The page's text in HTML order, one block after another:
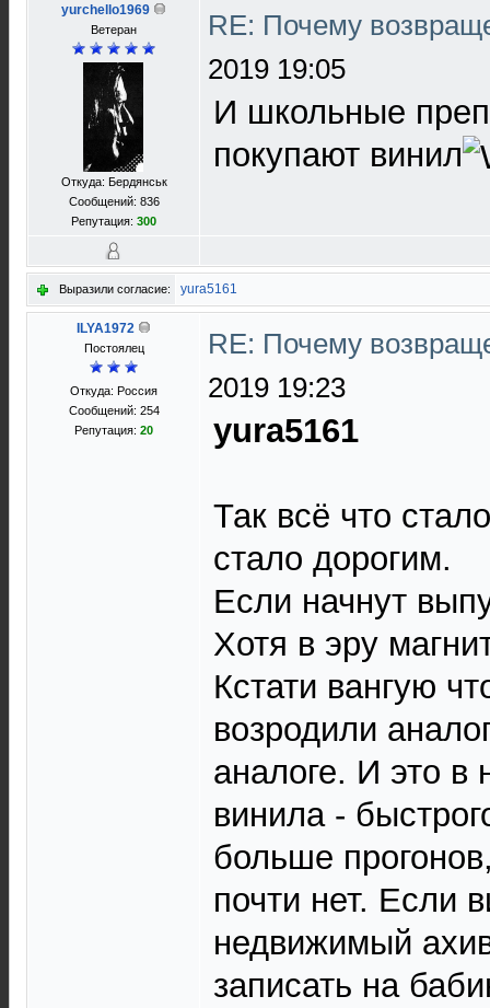
yurchello1969
Ветеран
Откуда: Бердянськ
Сообщений: 836
Репутация: 300
RE: Почему
2019 19:05
И школьные
покупают винил
Выразили согласие: yura5161
ILYA1972
Постоялец
Откуда: Россия
Сообщений: 254
Репутация: 20
RE: Почему
2019 19:23
yura5161
Так всё что
стало дорогим.
Если начнут
Хотя в эру
Кстати вангую
возродили
аналоге. И это в
винила -
больше
почти нет. Если
недвижимый
записать на